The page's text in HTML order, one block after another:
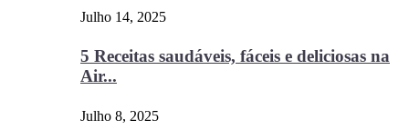
Julho 14, 2025
5 Receitas saudáveis, fáceis e deliciosas na
Air...
Julho 8, 2025